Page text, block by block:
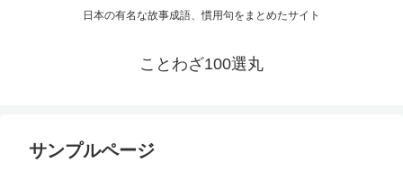
日本の有名な故事成語、慣用句をまとめたサイト
ことわざ100選丸
サンプルページ